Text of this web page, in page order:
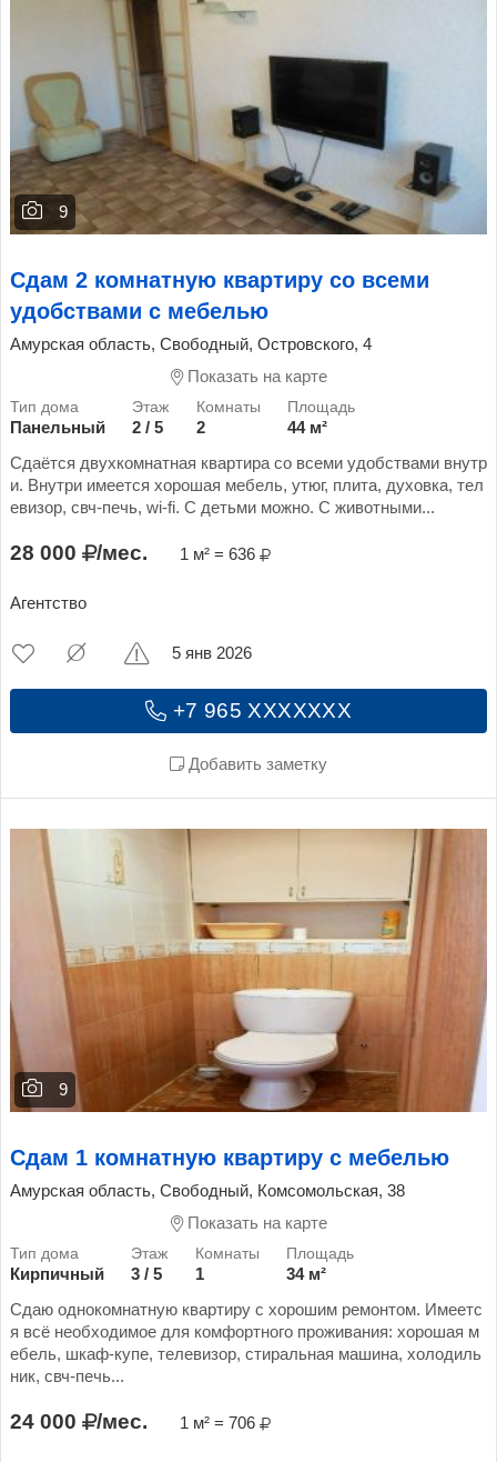
9
Сдам 2 комнатную квартиру со всеми
удобствами с мебелью
Амурская область, Свободный, Островского, 4
Показать на карте
Панельный 2 / 5 2
44 м²
Сдаётся двухкомнатная квартира со всеми удобствами внутр
и. Внутри имеется хорошая мебель, утюг, плита, духовка, тел
евизор, свч-печь, wi-fi. С детьми можно. С животными...
28 000 /мес. 1 м² = 636
Агентство
+7 965 XXXXXXX
Добавить заметку
5 янв 2026
9
Сдам 1 комнатную квартиру с мебелью
Амурская область, Свободный, Комсомольская, 38
Показать на карте
Кирпичный 3 / 5 1
34 м²
Сдаю однокомнатную квартиру с хорошим ремонтом. Имеетс
я всё необходимое для комфортного проживания: хорошая м
ебель, шкаф-купе, телевизор, стиральная машина, холодиль
ник, свч-печь...
24 000 /мес. 1 м² = 706